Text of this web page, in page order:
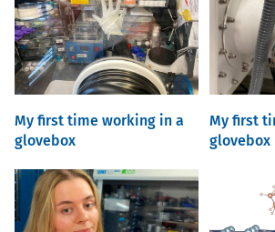
My first time working in a
glovebox
My first
glovebox